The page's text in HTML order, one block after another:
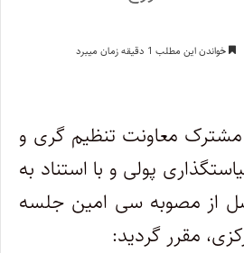
خواندن این مطلب 1 دقیقه زمان میبرد
مشترک معاونت تنظیم گری و
پولی و با استناد به
از مصوبه سی امین جلسه
مقرر گردید: